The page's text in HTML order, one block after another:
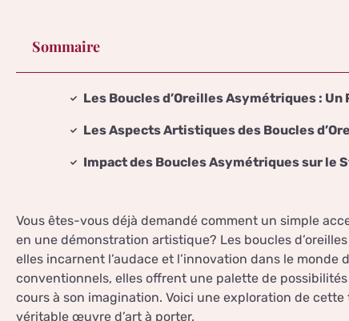
Sommaire
Les Boucles d’Oreilles Asymétriques : Un
Les Aspects Artistiques des Boucles
Impact des Boucles Asymétriques sur le
Vous êtes-vous déjà demandé comment un simple
en une démonstration artistique? Les boucles
elles incarnent l’audace et l’innovation dans le monde
conventionnels, elles offrent une palette de
cours à son imagination. Voici une exploration de
véritable œuvre d’art à porter.